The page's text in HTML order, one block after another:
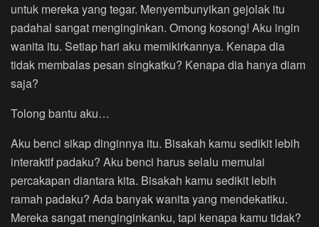
untuk mereka yang tegar. Menyembunyikan gejolak itu
padahal sangat menginginkan. Omong kosong! Aku ingin
wanita itu. Setiap hari aku memikirkannya. Kenapa dia
tidak membalas pesan singkatku? Kenapa dia hanya diam
saja?
Tolong bantu aku…
Aku benci sikap dinginnya itu. Bisakah kamu sedikit lebih
interaktif padaku? Aku benci harus selalu memulai
percakapan diantara kita. Bisakah kamu sedikit lebih
ramah padaku? Ada banyak wanita yang mendekatiku.
Mereka sangat menginginkanku, tapi kenapa kamu tidak?